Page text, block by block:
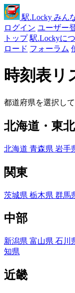
駅.Locky みん
ログイン ユーザー
トップ 駅.Lockyに
ロード フォーラム
時刻表リ
都道府県を選択し
北海道・東北
北海道 青森県 岩手
関東
茨城県 栃木県 群馬
中部
新潟県 富山県 石川
知県
近畿